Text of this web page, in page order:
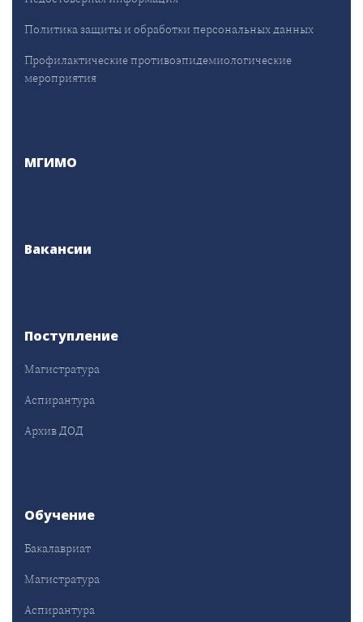
Политика защиты и обработки персональных данных
Профилактические противоэпидемиологические
мероприятия
МГИМО
Вакансии
Поступление
Магистратура
Аспирантура
Архив ДОД
Обучение
Бакалавриат
Магистратура
Аспирантура